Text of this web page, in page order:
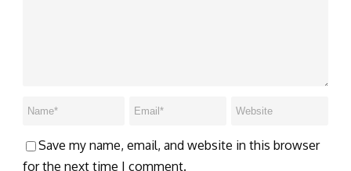
Save my name, email, and website in this browser
for the next time I comment.